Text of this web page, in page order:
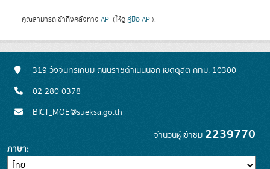
คุณสามารถเข้าถึงคลังทาง API (ให้ดู คู่มือ API).
319 วังจันทรเกษม ถนนราชดำเนินนอก เขตดุสิต กทม. 10300
02 280 0378
BICT_MOE@sueksa.go.th
จำนวนผู้เข้าชม 2239770
ภาษา